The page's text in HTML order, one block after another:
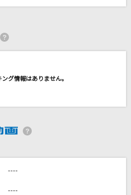
もっと見る
----
----